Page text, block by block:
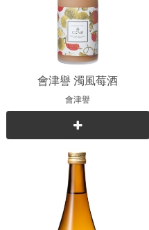
會津譽 濁風莓酒
會津譽